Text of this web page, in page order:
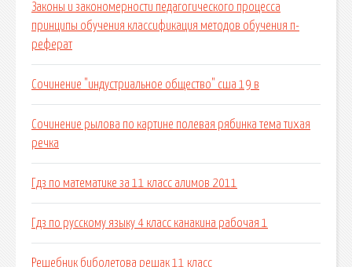
Законы и закономерности педагогического процесса
принципы обучения классификация методов обучения п-
реферат
Сочинение "индустриальное общество" сша 19 в
Сочинение рылова по картине полевая рябинка тема тихая
речка
Гдз по математике за 11 класс алимов 2011
Гдз по русскому языку 4 класс канакина рабочая 1
Решебник биболетова решак 11 класс